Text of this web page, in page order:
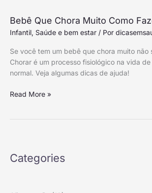
Bebê Que Chora Muito Como
Infantil, Saúde e bem estar / Por
Se você tem um bebê que chora muito não
Chorar é um processo fisiológico na vida
normal. Veja algumas dicas de ajuda!
Bebê
Que
Muito
Como
Fazer?
Read More »
Categories